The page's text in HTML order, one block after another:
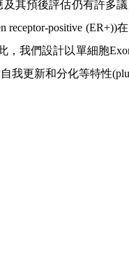
其預後評估仍有許多
receptor-positive (ER+))
，我們設計以單細胞
我更新和分化等特性